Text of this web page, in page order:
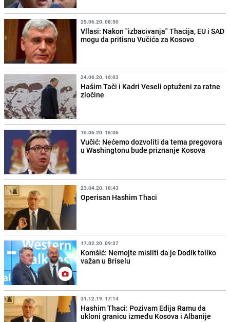
25.06.20. 08:50
Vllasi: Nakon "izbacivanja" Thacija, EU i SAD
mogu da pritisnu Vučića za Kosovo
24.06.20. 16:03
Hašim Tači i Kadri Veseli optuženi za ratne
zločine
16.06.20. 16:06
Vučić: Nećemo dozvoliti da tema pregovora
u Washingtonu bude priznanje Kosova
23.04.20. 18:43
Operisan Hashim Thaci
17.02.20. 09:37
Komšić: Nemojte misliti da je Dodik toliko
važan u Briselu
31.12.19. 17:14
Hashim Thaci: Pozivam Edija Ramu da
ukloni granicu između Kosova i Albanije